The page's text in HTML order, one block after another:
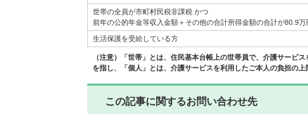
世帯の全員が市町村民税非課税 かつ
前年の公的年金等収入金額＋その他の合計所得金額の合計が80.9万
生活保護を受給している方
（注意）「世帯」とは、住民基本台帳上の世帯員で、介護サービ
を指し、「個人」とは、介護サービスを利用したご本人の負担の上
この記事に関するお問い合わせ先